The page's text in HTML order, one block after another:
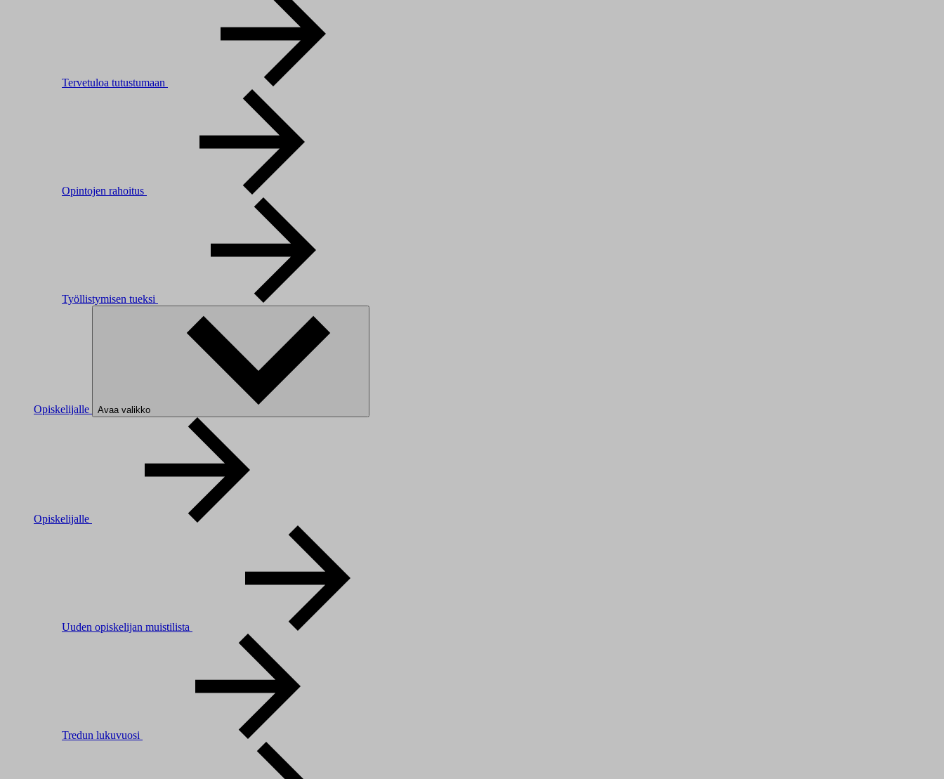
Tervetuloa tutustumaan
Opintojen rahoitus
Työllistymisen tueksi
Opiskelijalle Avaa valikko
Opiskelijalle
Uuden opiskelijan muistilista
Tredun lukuvuosi